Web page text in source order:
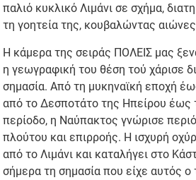
παλιό κυκλικό Λιμάνι σε σχήμα,
τη γοητεία της, κουβαλώντας
Η κάμερα της σειράς ΠΟΛΕΙΣ μας
η γεωγραφική του θέση τού χάρισε
σημασία. Από τη μυκηναϊκή εποχή
από το Δεσποτάτο της Ηπείρου έως
περίοδο, η Ναύπακτος γνώρισε
πλούτου και επιρροής. Η ισχυρή
από το Λιμάνι και καταλήγει στο
σήμερα τη σημασία που είχε αυτός